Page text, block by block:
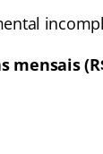
mensais